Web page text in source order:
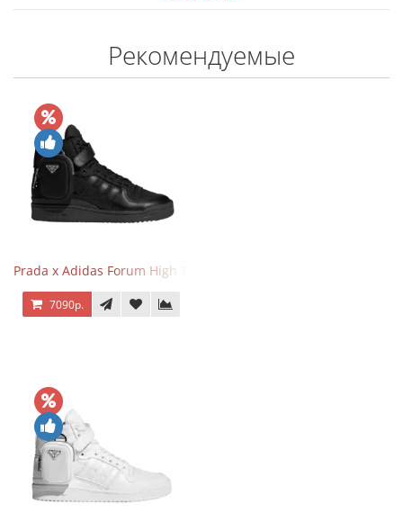
Рекомендуемые
Prada x Adidas Forum High Triple Black
7090р.